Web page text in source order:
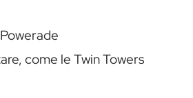
come le Twin Towers